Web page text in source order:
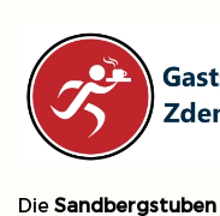
Die Sandbergstuben